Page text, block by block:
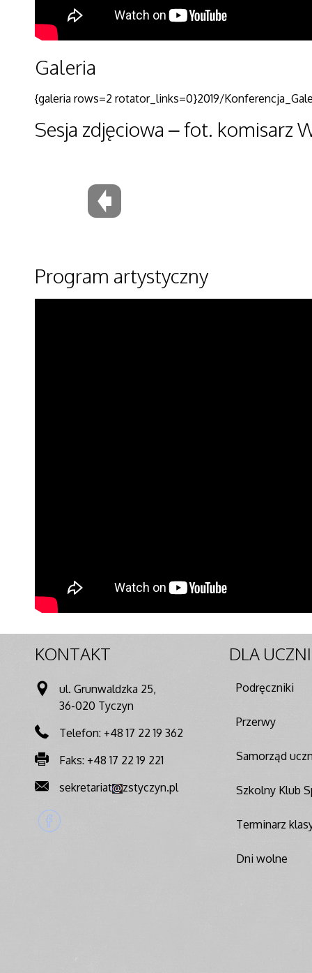
Galeria
{galeria rows=2 rotator_links=0}2019/
Sesja zdjęciowa – fot. komisarz
Program artystyczny
KONTAKT
ul. Grunwaldzka 25,
36-020 Tyczyn
Telefon: +48 17 22 19 362
Faks: +48 17 22 19 221
sekretariat
zstyczyn.pl
DLA
Podręczniki
Przerwy
Samorząd
Szkolny Klub
Terminarz
Dni wolne